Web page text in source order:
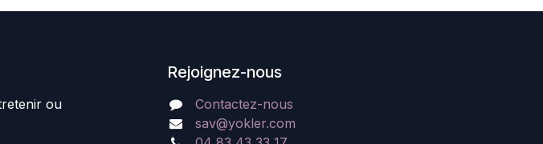
ou
Rejoignez-nous
Contactez-nous
sav@yokler.com